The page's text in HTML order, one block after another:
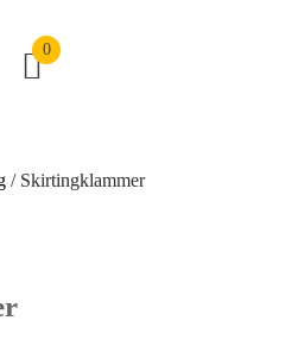
0
/ Skirtingklammer